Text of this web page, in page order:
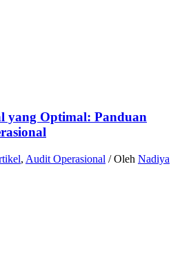
yang Optimal: Panduan
, Audit Operasional / Oleh Nadiya